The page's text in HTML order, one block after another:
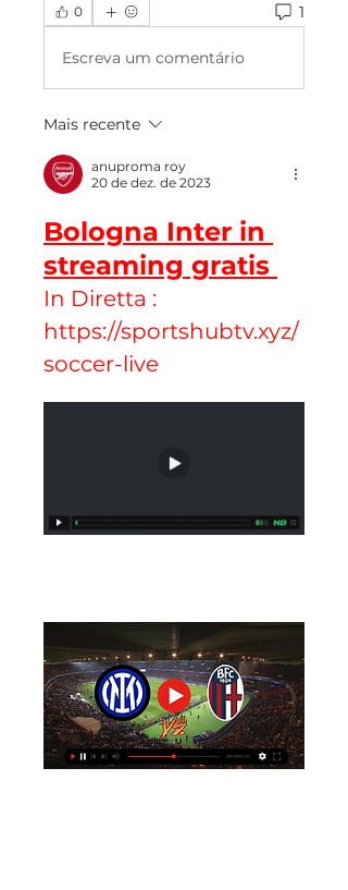
0 1
Escreva um comentário
Mais recente
anuproma roy
20 de dez. de 2023
Bologna Inter in
streaming gratis
In Diretta :
https://sportshubtv.xyz/
soccer-live